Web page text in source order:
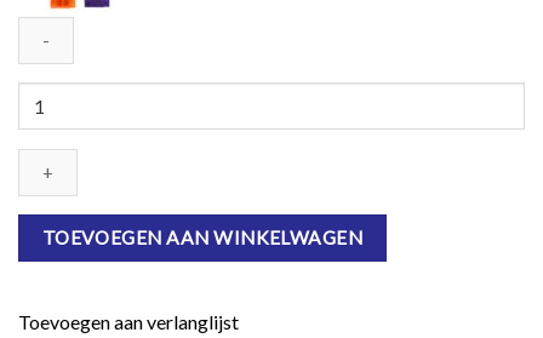
Dart
Zone
Max
Magazijn
Short
aantal
TOEVOEGEN AAN WINKELWAGEN
Toevoegen aan verlanglijst